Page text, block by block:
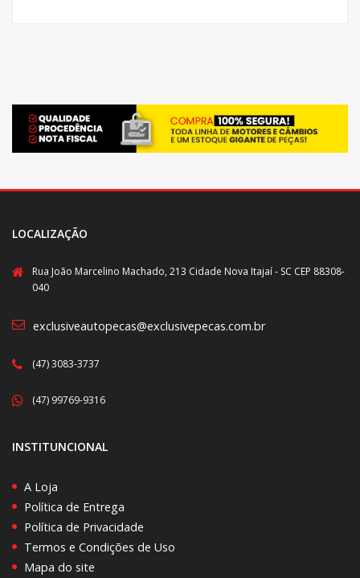
LOCALIZAÇÃO
Rua João Marcelino Machado, 213 Cidade Nova Itajaí - SC CEP 88308-
040
exclusiveautopecas@exclusivepecas.com.br
(47) 3083-3737
(47) 99769-9316
INSTITUNCIONAL
A Loja
Política de Entrega
Política de Privacidade
Termos e Condições de Uso
Mapa do site